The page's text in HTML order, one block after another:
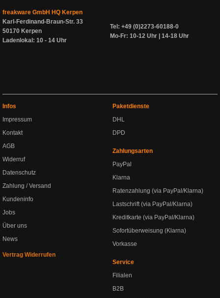
freakware GmbH HQ Kerpen
Karl-Ferdinand-Braun-Str. 33
50170 Kerpen
Ladenlokal: 10 - 14 Uhr
Tel: +49 (0)2273-60188-0
Mo-Fr: 10-12 Uhr | 14-18 Uhr
Infos
Impressum
Kontakt
AGB
Widerruf
Datenschutz
Zahlung / Versand
Kundeninfo
Jobs
Über uns
News
Vertrag Widerrufen
Paketdienste
DHL
DPD
Zahlungsarten
PayPal
Klarna
Ratenzahlung (via PayPal/Klarna)
Lastschrift (via PayPal/Klarna)
Kreditkarte (via PayPal/Klarna)
Sofortüberweisung (Klarna)
Vorkasse
Service
Filialen
B2B